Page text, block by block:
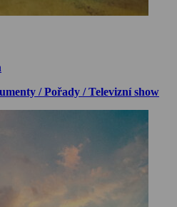
/ Pořady / Televizní show